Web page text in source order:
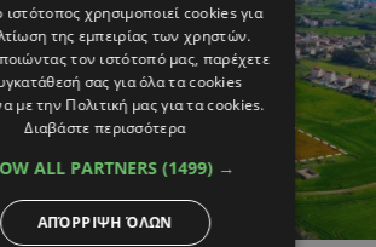
ιστότοπος χρησιμοποιεί cookies για
της εμπειρίας των χρηστών.
τον ιστότοπό μας, παρέχετε
σας για όλα τα cookies
με την Πολιτική μας για τα cookies.
Διαβάστε περισσότερα
ALL PARTNERS (1499) →
ΑΠΌΡΡΙΨΗ ΌΛΩΝ